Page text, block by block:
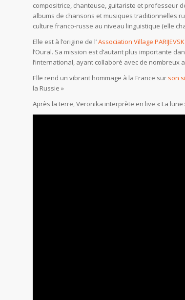
compositrice, chanteuse, guitariste et professeur
albums de chansons et musiques traditionnelles
culture franco-russe au niveau linguistique (elle
Elle est à l’origine de l’Association Village PARIJEVSK
l’Oural. Sa mission est d’autant plus importante
l’international, ayant collaboré avec de nombreux
Elle rend un vibrant hommage à la France sur son
la Russie »
Après la terre, Veronika interprète en live « La